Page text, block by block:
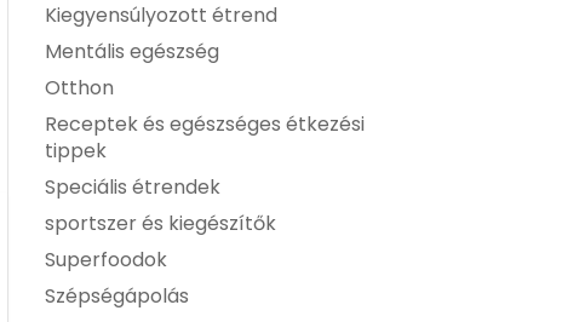
Kiegyensúlyozott étrend
Mentális egészség
Otthon
Receptek és egészséges étkezési
tippek
Speciális étrendek
sportszer és kiegészítők
Superfoodok
Szépségápolás